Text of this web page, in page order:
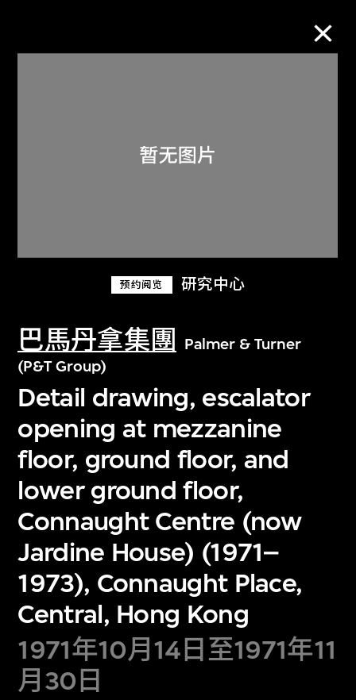
预约阅览 研究中心
巴馬丹拿集團
Palmer & Turner
(P&T Group)
Detail drawing, escalator
opening at mezzanine
floor, ground floor, and
lower ground floor,
Connaught Centre (now
Jardine House) (1971–
1973), Connaught Place,
Central, Hong Kong
1971年10月14日至1971年11
月30日
关于M+藏品
探索世界顶级的二十及二十一世纪视觉
文化藏品。